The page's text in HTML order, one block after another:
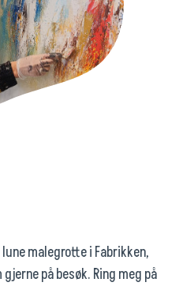
malegrotte i Fabrikken,
på besøk. Ring meg på